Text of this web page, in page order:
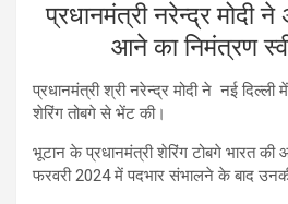
प्रधानमंत्री नरेन्‍द्र मोदी
आने का निमंत्रण
प्रधानमंत्री श्री नरेन्द्र मोदी ने नई दिल्ली
शेरिंग तोबगे से भेंट की।
भूटान के प्रधानमंत्री शेरिंग टोबगे भारत की
फरवरी 2024 में पदभार संभालने के बाद